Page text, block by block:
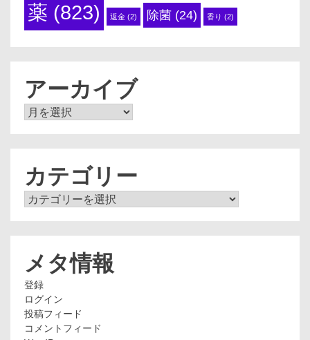
薬 (823) 返金 (2) 除菌 (24) 香り (2)
アーカイブ
ア
カテゴリー
カ
メタ情報
登録
ログイン
投稿フィード
コメントフィード